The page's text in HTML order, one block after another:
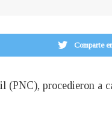
Comparte
procedieron a